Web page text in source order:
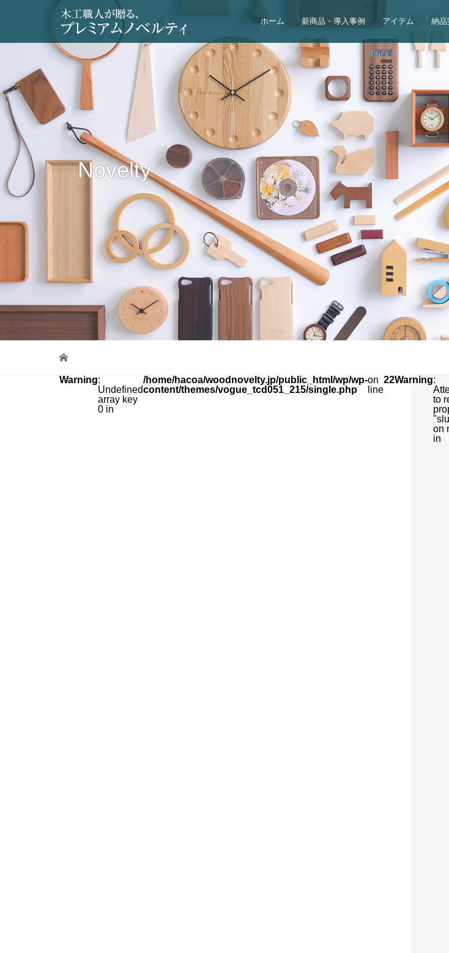
ホーム 新商品・導入事例 アイテム 納品
Novelty
Warning:
Undefined
array key
0 in
/home/hacoa/woodnovelty.jp/public_html/wp/wp-
content/themes/vogue_tcd051_215/single.php
on
line
22Warning:
to
on
in